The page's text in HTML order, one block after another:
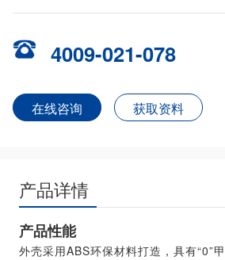
4009-021-078
在线咨询 获取资料
产品详情
产品性能
外壳采用ABS环保材料打造，具有“0”